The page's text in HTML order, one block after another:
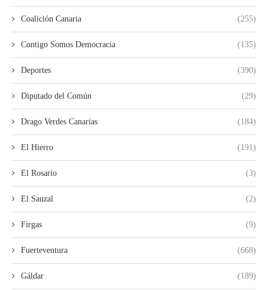
Coalición Canaria (255)
Contigo Somos Democracia (135)
Deportes (390)
Diputado del Común (29)
Drago Verdes Canarias (184)
El Hierro (191)
El Rosario (3)
El Sauzal (2)
Firgas (9)
Fuerteventura (668)
Gáldar (189)